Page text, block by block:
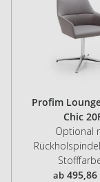
Profim
Chic
Optional
ab495,86